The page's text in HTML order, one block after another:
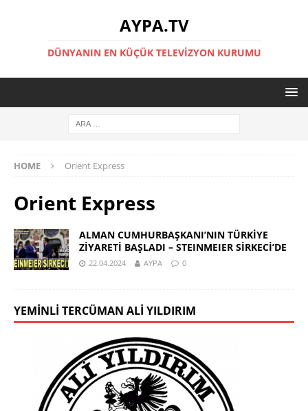
AYPA.TV
DÜNYANIN EN KÜÇÜK TELEVIZYON KURUMU
HOME Orient Express
Orient Express
ALMAN CUMHURBAŞKANI’NIN TÜRKİYE
ZİYARETİ BAŞLADI – STEINMEIER SİRKECİ’DE
22.04.2024 AYPA 0
YEMINLI TERCÜMAN ALI YILDIRIM